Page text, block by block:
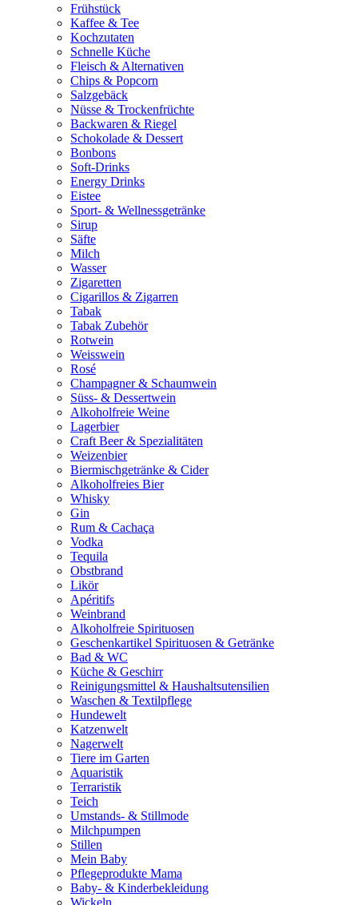
Frühstück
Kaffee & Tee
Kochzutaten
Schnelle Küche
Fleisch & Alternativen
Chips & Popcorn
Salzgebäck
Nüsse & Trockenfrüchte
Backwaren & Riegel
Schokolade & Dessert
Bonbons
Soft-Drinks
Energy Drinks
Eistee
Sport- & Wellnessgetränke
Sirup
Säfte
Milch
Wasser
Zigaretten
Cigarillos & Zigarren
Tabak
Tabak Zubehör
Rotwein
Weisswein
Rosé
Champagner & Schaumwein
Süss- & Dessertwein
Alkoholfreie Weine
Lagerbier
Craft Beer & Spezialitäten
Weizenbier
Biermischgetränke & Cider
Alkoholfreies Bier
Whisky
Gin
Rum & Cachaça
Vodka
Tequila
Obstbrand
Likör
Apéritifs
Weinbrand
Alkoholfreie Spirituosen
Geschenkartikel Spirituosen & Getränke
Bad & WC
Küche & Geschirr
Reinigungsmittel & Haushaltsutensilien
Waschen & Textilpflege
Hundewelt
Katzenwelt
Nagerwelt
Tiere im Garten
Aquaristik
Terraristik
Teich
Umstands- & Stillmode
Milchpumpen
Stillen
Mein Baby
Pflegeprodukte Mama
Baby- & Kinderbekleidung
Wickeln